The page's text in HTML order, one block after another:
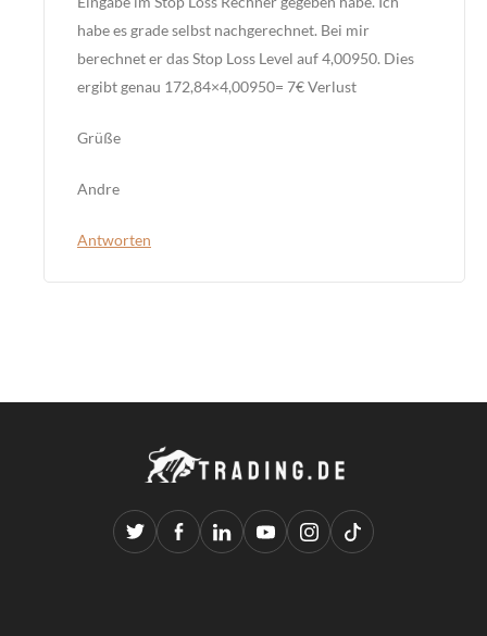
habe es grade selbst nachgerechnet. Bei mir
berechnet er das Stop Loss Level auf 4,00950. Dies
ergibt genau 172,84×4,00950= 7€ Verlust
Grüße
Andre
Antworten